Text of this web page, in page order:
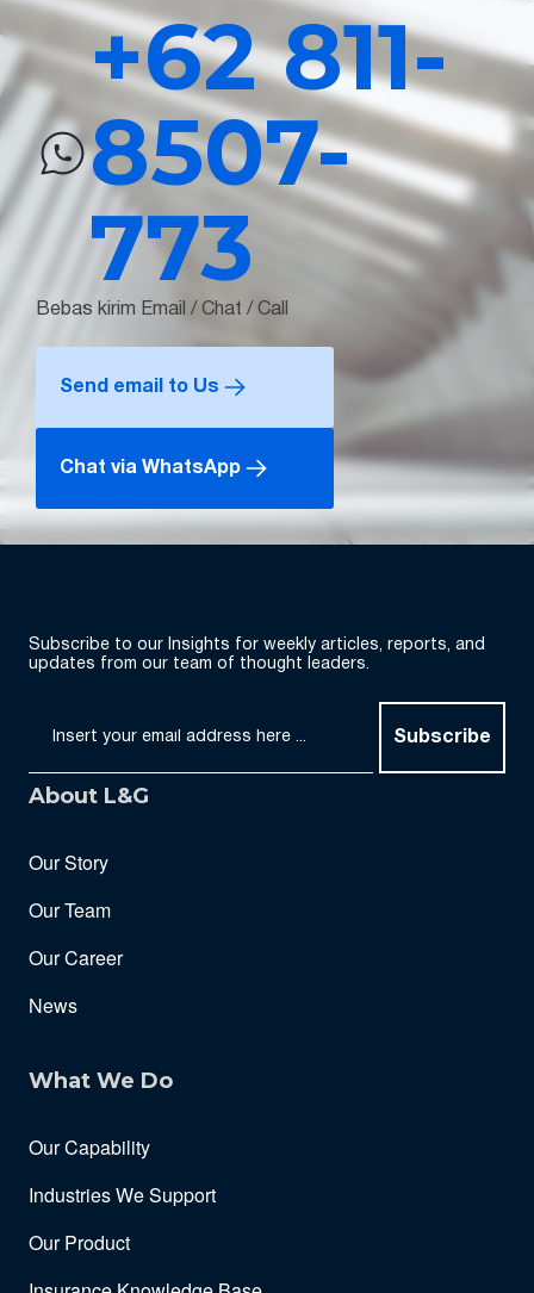
+62 811-
8507-
773
Bebas kirim Email / Chat / Call
Send email to Us
Chat via WhatsApp
Subscribe to our Insights for weekly articles, reports, and
updates from our team of thought leaders.
Subscribe
About L&G
Our Story
Our Team
Our Career
News
What We Do
Our Capability
Industries We Support
Our Product